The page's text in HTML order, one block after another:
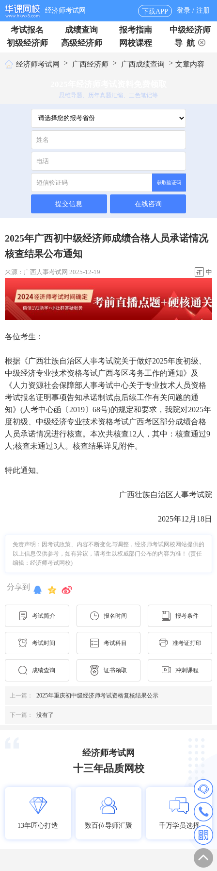
经济师考试网 下载APP 登录 / 注册
考试报名 成绩查询 报考指南
中级经济师
初级经济师
高级经济师 网校课程 导 航
经济师考试网 > 广西经济师 > 广西成绩查询 > 文章内容
思维导题、历年真题汇编、三色笔记等
获取验证码
提交信息 在线咨询
2025年广西初中级经济师成绩合格人员承诺情况
核查结果公布通知
来源： 广西人事考试网 2025-12-19 中
各位考生：
根据《广西壮族自治区人事考试院关于做好2025年度初级、
中级经济专业技术资格考试广西考区考务工作的通知》及
《人力资源社会保障部人事考试中心关于专业技术人员资格
考试报名证明事项告知承诺制试点后续工作有关问题的通
知》(人考中心函〔2019〕68号)的规定和要求，我院对2025年
度初级、中级经济专业技术资格考试广西考区部分成绩合格
人员承诺情况进行核查。本次共核查12人，其中：核查通过9
人;核查未通过3人。核查结果详见附件。
特此通知。
广西壮族自治区人事考试院
2025年12月18日
免责声明：因考试政策、内容不断变化与调整，经济师考试网校网站提供的
以上信息仅供参考，如有异议，请考生以权威部门公布的内容为准！ (责任
编辑：经济师考试网校)
分享到
考试简介 报名时间 报考条件
考试时间 考试科目 准考证打印
成绩查询 证书领取 冲刺课程
上一篇： 2025年重庆初中级经济师考试资格复核结果公示
下一篇： 没有了
经济师考试网
十三年品质网校
13年匠心打造 数百位导师汇聚 千万学员选择